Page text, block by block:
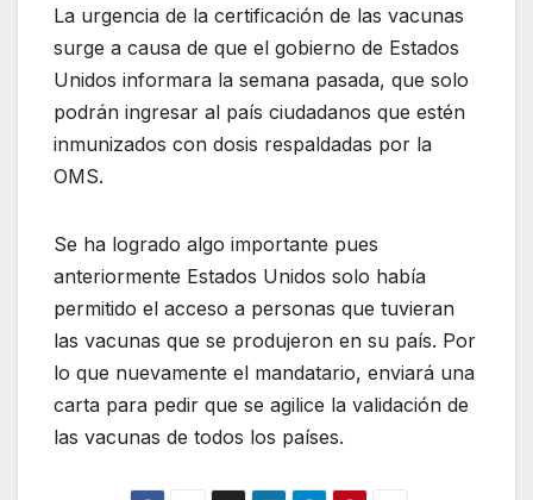
La urgencia de la certificación de las vacunas
surge a causa de que el gobierno de Estados
Unidos informara la semana pasada, que solo
podrán ingresar al país ciudadanos que estén
inmunizados con dosis respaldadas por la
OMS.
Se ha logrado algo importante pues
anteriormente Estados Unidos solo había
permitido el acceso a personas que tuvieran
las vacunas que se produjeron en su país. Por
lo que nuevamente el mandatario, enviará una
carta para pedir que se agilice la validación de
las vacunas de todos los países.